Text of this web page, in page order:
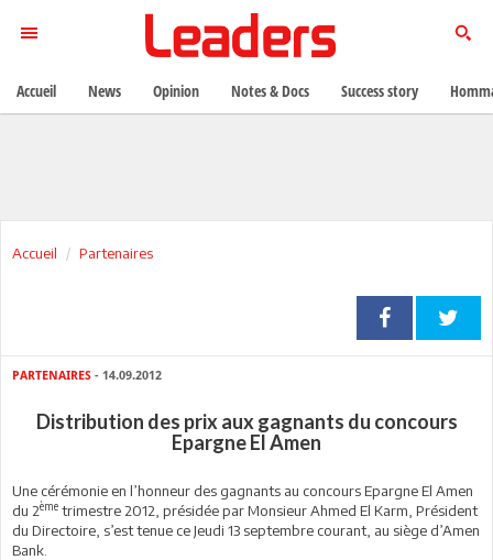
Accueil Partenaires
PARTENAIRES - 14.09.2012
Distribution des prix aux gagnants du concours
Epargne El Amen
Une cérémonie en l’honneur des gagnants au concours Epargne El Amen
du 2ème trimestre 2012, présidée par Monsieur Ahmed El Karm, Président
du Directoire, s’est tenue ce Jeudi 13 septembre courant, au siège d’Amen
Bank.
Accueil News Opinion Notes & Docs Success story